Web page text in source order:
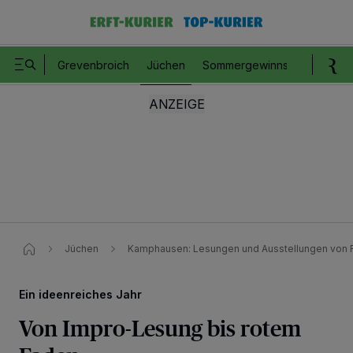
Grevenbroich Jüchen Sommergewinnspiel
Jüchen Kamphausen: Lesungen und Ausstellungen von
Ein ideenreiches Jahr
Von Impro-Lesung bis rotem